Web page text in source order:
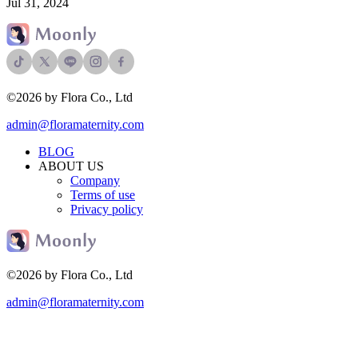
Jul 31, 2024
©2026 by Flora Co., Ltd
admin@floramaternity.com
BLOG
ABOUT US
Company
Terms of use
Privacy policy
©2026 by Flora Co., Ltd
admin@floramaternity.com